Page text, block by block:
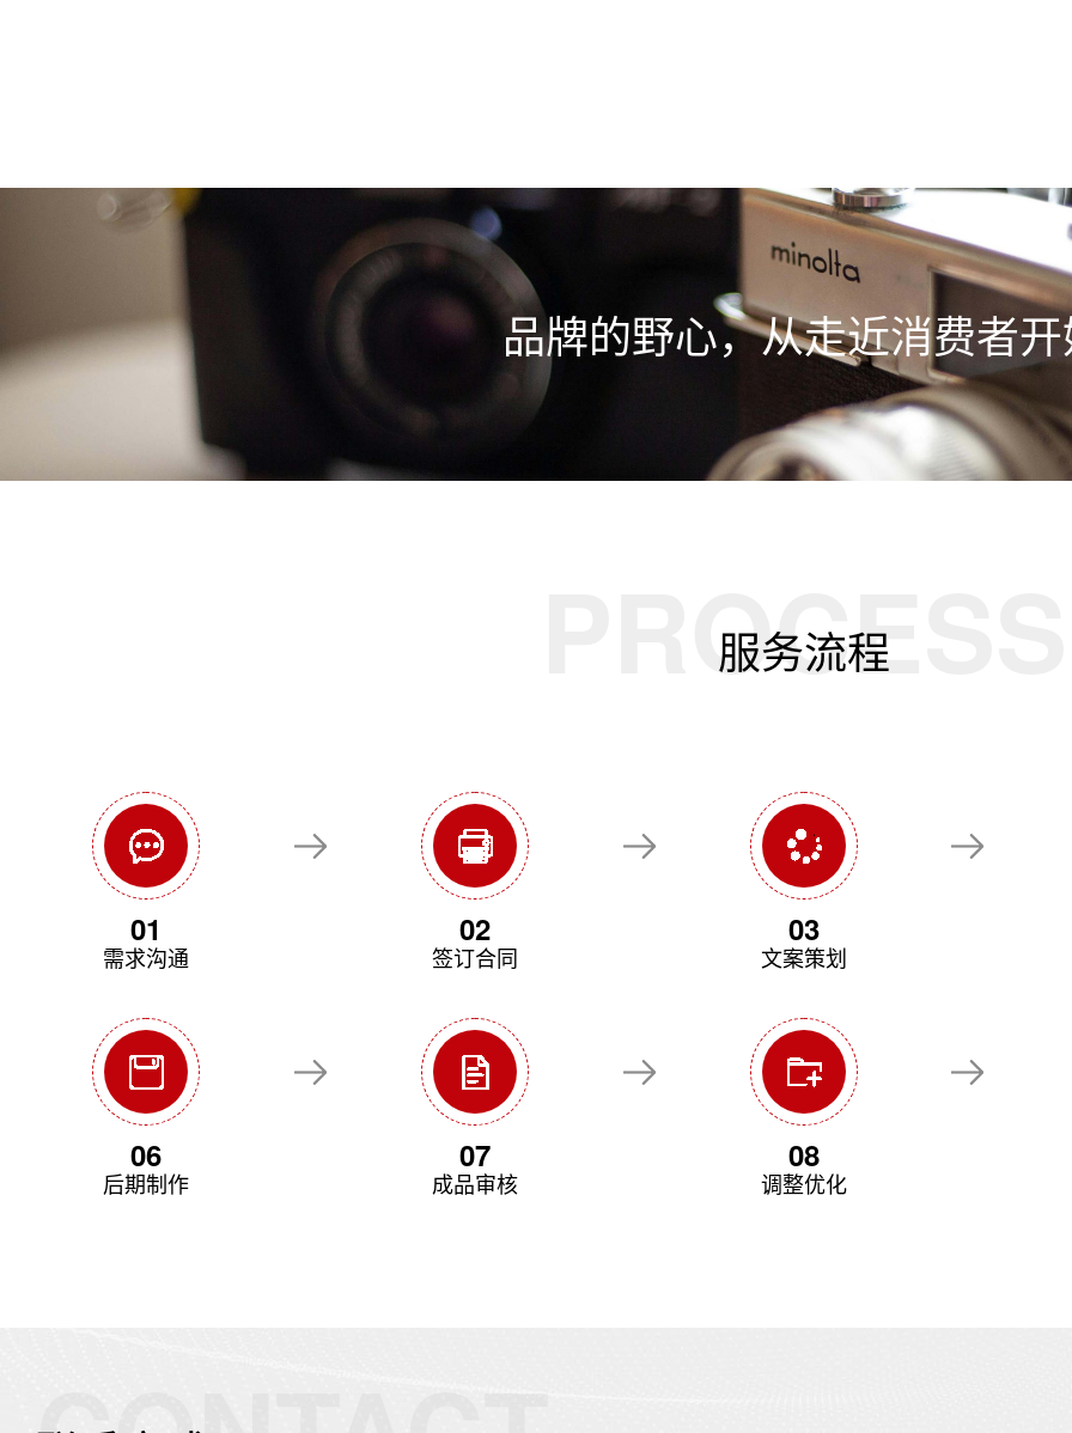
品牌的野心，从走近消费者
PROCESS
服务流程
01
需求沟通
02
签订合同
03
文案策划
06
后期制作
07
成品审核
08
调整优化